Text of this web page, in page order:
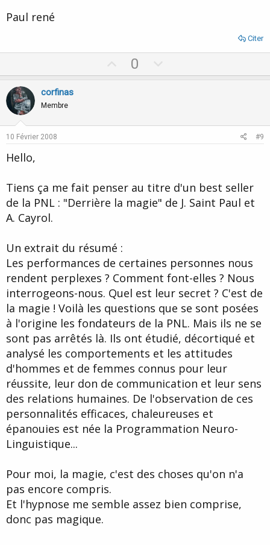
Paul rené
Citer
p
t
0
o
v
corfinas
Membre
10 Février 2008 #9
Hello,
Tiens ça me fait penser au titre d'un best seller
de la PNL : "Derrière la magie" de J. Saint Paul et
A. Cayrol.
Un extrait du résumé :
Les performances de certaines personnes nous
rendent perplexes ? Comment font-elles ? Nous
interrogeons-nous. Quel est leur secret ? C'est de
la magie ! Voilà les questions que se sont posées
à l'origine les fondateurs de la PNL. Mais ils ne se
sont pas arrêtés là. Ils ont étudié, décortiqué et
analysé les comportements et les attitudes
d'hommes et de femmes connus pour leur
réussite, leur don de communication et leur sens
des relations humaines. De l'observation de ces
personnalités efficaces, chaleureuses et
épanouies est née la Programmation Neuro-
Linguistique...
Pour moi, la magie, c'est des choses qu'on n'a
pas encore compris.
Et l'hypnose me semble assez bien comprise,
donc pas magique.